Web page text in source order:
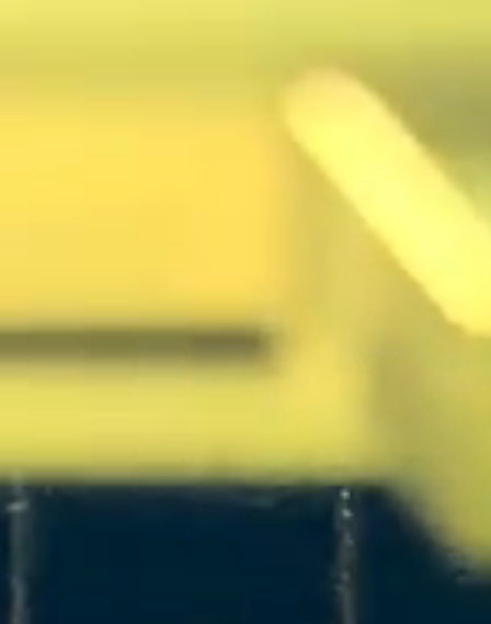
缶バッジ
タオル HYBRID TOWEL